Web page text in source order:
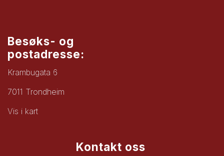
Besøks- og
postadresse:
Krambugata 6
7011 Trondheim
Vis i kart
Kontakt oss